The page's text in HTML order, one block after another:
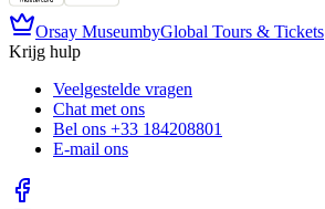
Orsay MuseumbyGlobal Tours & Tickets
Krijg hulp
Veelgestelde vragen
Chat met ons
Bel ons +33 184208801
E-mail ons